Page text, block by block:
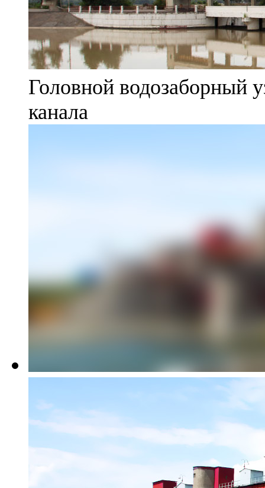
Головной водозаборный
канала